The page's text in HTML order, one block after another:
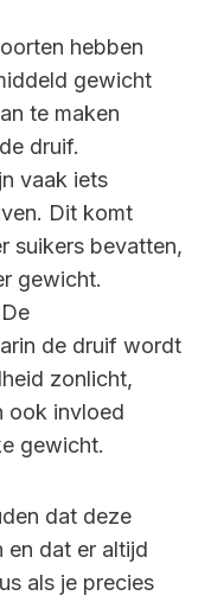
hebben
gewicht
te maken
druif.
vaak iets
Dit komt
suikers bevatten,
gewicht.
De
de druif wordt
zonlicht,
ook invloed
gewicht.
dat deze
en dat er altijd
als je precies